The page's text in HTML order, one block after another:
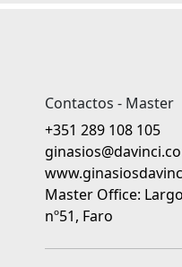
Contactos - Master
+351 289 108 105
Master Office:
nº51, Faro